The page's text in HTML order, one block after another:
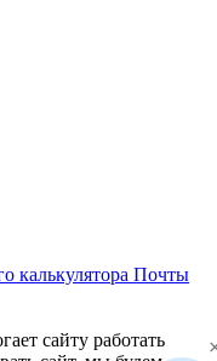
калькулятора Почты
сайту работать